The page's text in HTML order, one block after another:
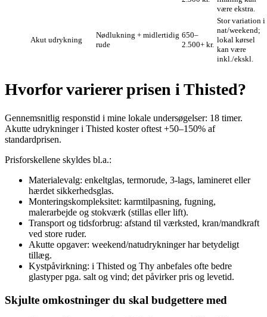
være ekstra.
Akut udrykning
Nødlukning + midlertidig
rude
650–
2.500+ kr.
Stor variation i
nat/weekend;
lokal kørsel
kan være
inkl./ekskl.
Hvorfor varierer prisen i Thisted?
Gennemsnitlig responstid i mine lokale undersøgelser: 18 timer.
Akutte udrykninger i Thisted koster oftest +50–150% af
standardprisen.
Prisforskellene skyldes bl.a.:
Materialevalg: enkeltglas, termorude, 3‑lags, lamineret eller
hærdet sikkerhedsglas.
Monteringskompleksitet: karmtilpasning, fugning,
malerarbejde og stokværk (stillas eller lift).
Transport og tidsforbrug: afstand til værksted, kran/mandkraft
ved store ruder.
Akutte opgaver: weekend/natudrykninger har betydeligt
tillæg.
Kystpåvirkning: i Thisted og Thy anbefales ofte bedre
glastyper pga. salt og vind; det påvirker pris og levetid.
Skjulte omkostninger du skal budgettere med